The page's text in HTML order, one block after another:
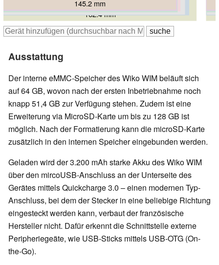
162.4 mm
156.2 mm
152.7 mm
148.9 mm
146.5 mm
146.1 mm
145.2 mm
Ausstattung
Der interne eMMC-Speicher des Wiko WIM beläuft sich
auf 64 GB, wovon nach der ersten Inbetriebnahme noch
knapp 51,4 GB zur Verfügung stehen. Zudem ist eine
Erweiterung via MicroSD-Karte um bis zu 128 GB ist
möglich. Nach der Formatierung kann die microSD-Karte
zusätzlich in den internen Speicher eingebunden werden.
Geladen wird der 3.200 mAh starke Akku des Wiko WIM
über den mircoUSB-Anschluss an der Unterseite des
Gerätes mittels Quickcharge 3.0 – einen modernen Typ-
Anschluss, bei dem der Stecker in eine beliebige Richtung
eingesteckt werden kann, verbaut der französische
Hersteller nicht. Dafür erkennt die Schnittstelle externe
Peripheriegeäte, wie USB-Sticks mittels USB-OTG (On-
the-Go).